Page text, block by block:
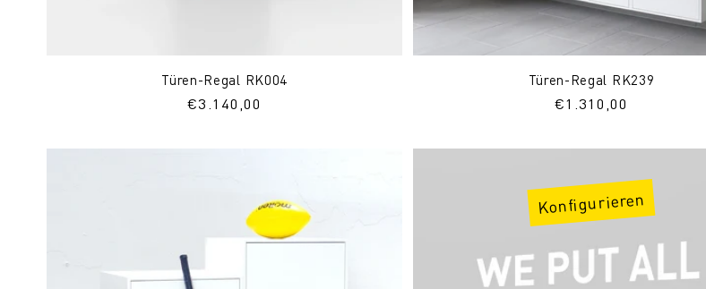
Türen-Regal RK004
Normaler
€3.140,00
Türen-Regal RK239
Normaler
€1.310,00
Konfigurieren